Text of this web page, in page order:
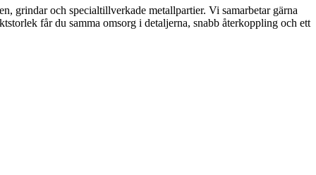
grindar och specialtillverkade metallpartier. Vi samarbetar gärna
får du samma omsorg i detaljerna, snabb återkoppling och ett